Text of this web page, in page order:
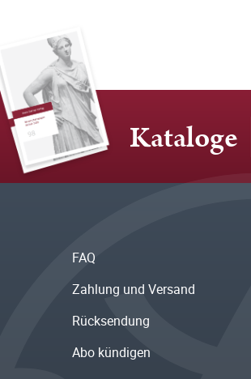
Kataloge
FAQ
Zahlung und Versand
Rücksendung
Abo kündigen